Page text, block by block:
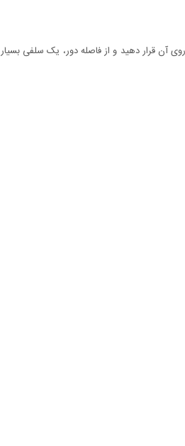
آن قرار دهید و از فاصله دور، یک سلفی بسیار